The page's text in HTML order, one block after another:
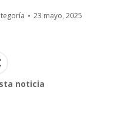
23 mayo, 2025
noticia